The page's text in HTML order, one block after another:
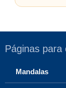
Páginas para
Mandalas